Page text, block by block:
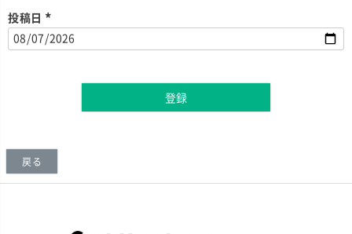
投稿日
(
必
登録
戻る